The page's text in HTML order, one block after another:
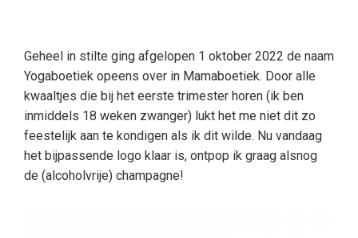
Geheel in stilte ging afgelopen 1 oktober 2022 de naam
Yogaboetiek opeens over in Mamaboetiek. Door alle
kwaaltjes die bij het eerste trimester horen (ik ben
inmiddels 18 weken zwanger) lukt het me niet dit zo
feestelijk aan te kondigen als ik dit wilde. Nu vandaag
het bijpassende logo klaar is, ontpop ik graag alsnog
de (alcoholvrije) champagne!